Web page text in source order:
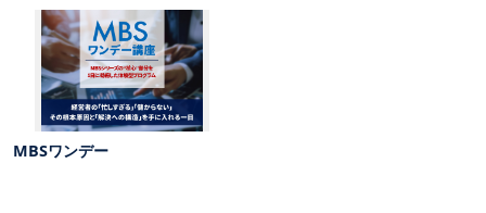
MBSワンデー